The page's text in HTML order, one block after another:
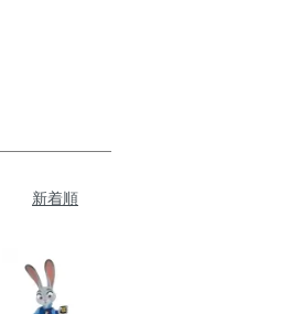
新着順